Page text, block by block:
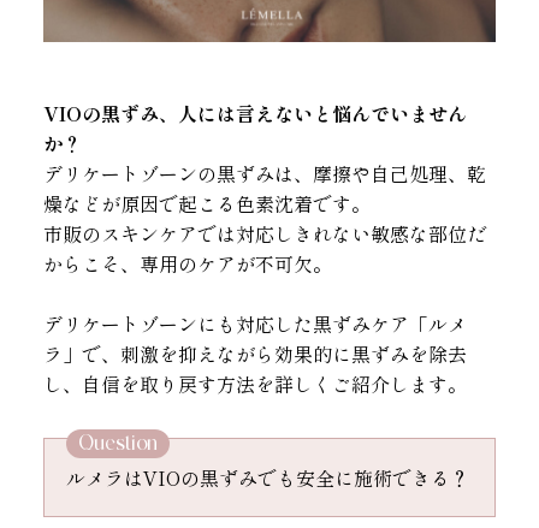
VIOの黒ずみ、人には言えないと悩んでいません
か？
デリケートゾーンの黒ずみは、摩擦や自己処理、乾
燥などが原因で起こる色素沈着です。
市販のスキンケアでは対応しきれない敏感な部位だ
からこそ、専用のケアが不可欠。
デリケートゾーンにも対応した黒ずみケア「ルメ
ラ」で、刺激を抑えながら効果的に黒ずみを除去
し、自信を取り戻す方法を詳しくご紹介します。
Question
ルメラはVIOの黒ずみでも安全に施術できる？